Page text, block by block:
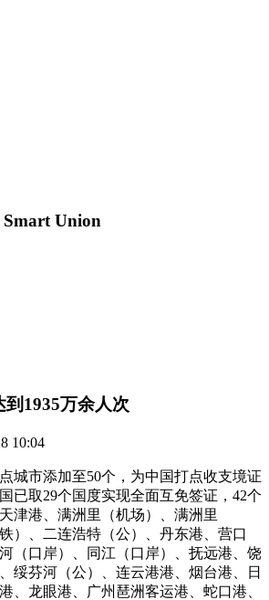
Union
1935万余人次
10:04
市添加至50个，为中国打点收支境证
已取29个国度实现全面互免签证，42个
津港、满洲里（机场）、满洲里
）、二连浩特（公）、丹东港、营口
（口岸）、同江（口岸）、抚远港、饶
绥芬河（公）、连云港港、烟台港、日
、龙眼港、广州琶洲客运港、蛇口港、